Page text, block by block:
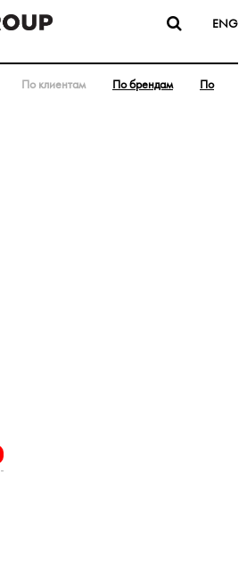
ENG
По клиентам По брендам
По